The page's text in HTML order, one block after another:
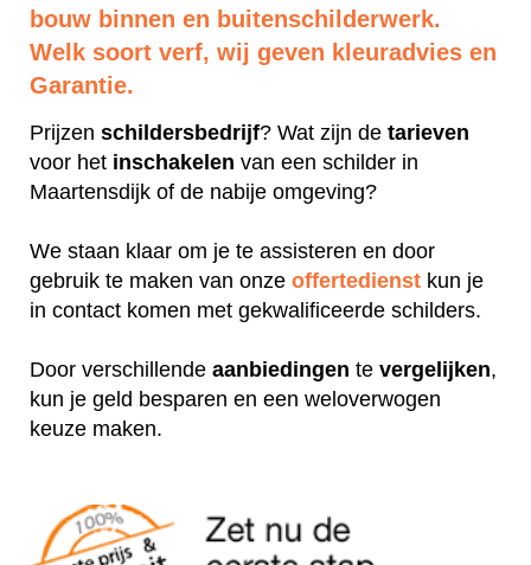
bouw binnen en buitenschilderwerk.
Welk soort verf, wij geven kleuradvies en
Garantie.
Prijzen schildersbedrijf? Wat zijn de tarieven
voor het inschakelen van een schilder in
Maartensdijk of de nabije omgeving?
We staan klaar om je te assisteren en door
gebruik te maken van onze offertedienst kun je
in contact komen met gekwalificeerde schilders.
Door verschillende aanbiedingen te vergelijken,
kun je geld besparen en een weloverwogen
keuze maken.